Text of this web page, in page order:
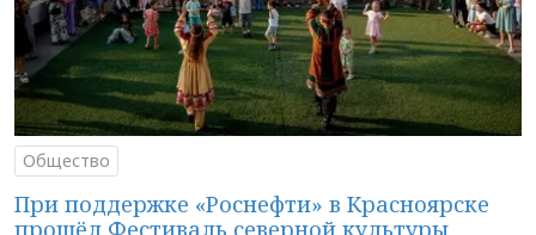
Общество
При поддержке «Роснефти» в Красноярске
прошёл Фестиваль северной культуры